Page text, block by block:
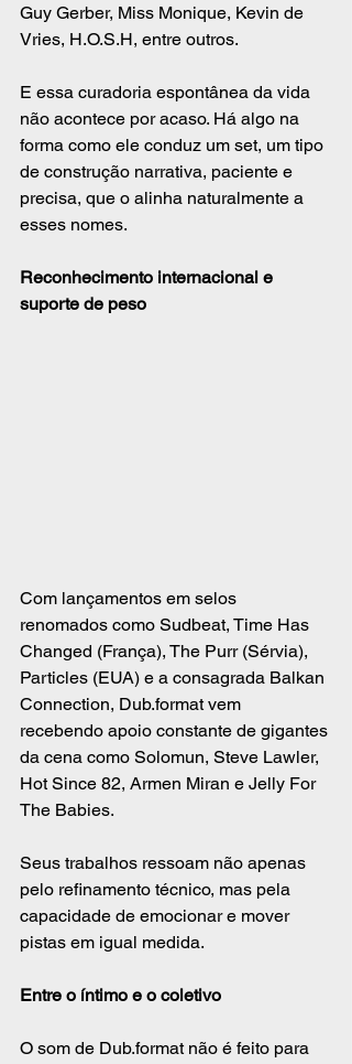
Guy Gerber, Miss Monique, Kevin de
Vries, H.O.S.H, entre outros.
E essa curadoria espontânea da vida
não acontece por acaso. Há algo na
forma como ele conduz um set, um tipo
de construção narrativa, paciente e
precisa, que o alinha naturalmente a
esses nomes.
Reconhecimento internacional e
suporte de peso
Com lançamentos em selos
renomados como Sudbeat, Time Has
Changed (França), The Purr (Sérvia),
Particles (EUA) e a consagrada Balkan
Connection, Dub.format vem
recebendo apoio constante de gigantes
da cena como Solomun, Steve Lawler,
Hot Since 82, Armen Miran e Jelly For
The Babies.
Seus trabalhos ressoam não apenas
pelo refinamento técnico, mas pela
capacidade de emocionar e mover
pistas em igual medida.
Entre o íntimo e o coletivo
O som de Dub.format não é feito para